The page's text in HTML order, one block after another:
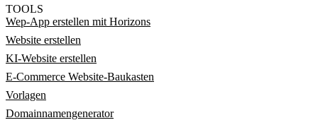
TOOLS
Wep-App erstellen mit Horizons
Website erstellen
KI-Website erstellen
E-Commerce Website-Baukasten
Vorlagen
Domainnamengenerator